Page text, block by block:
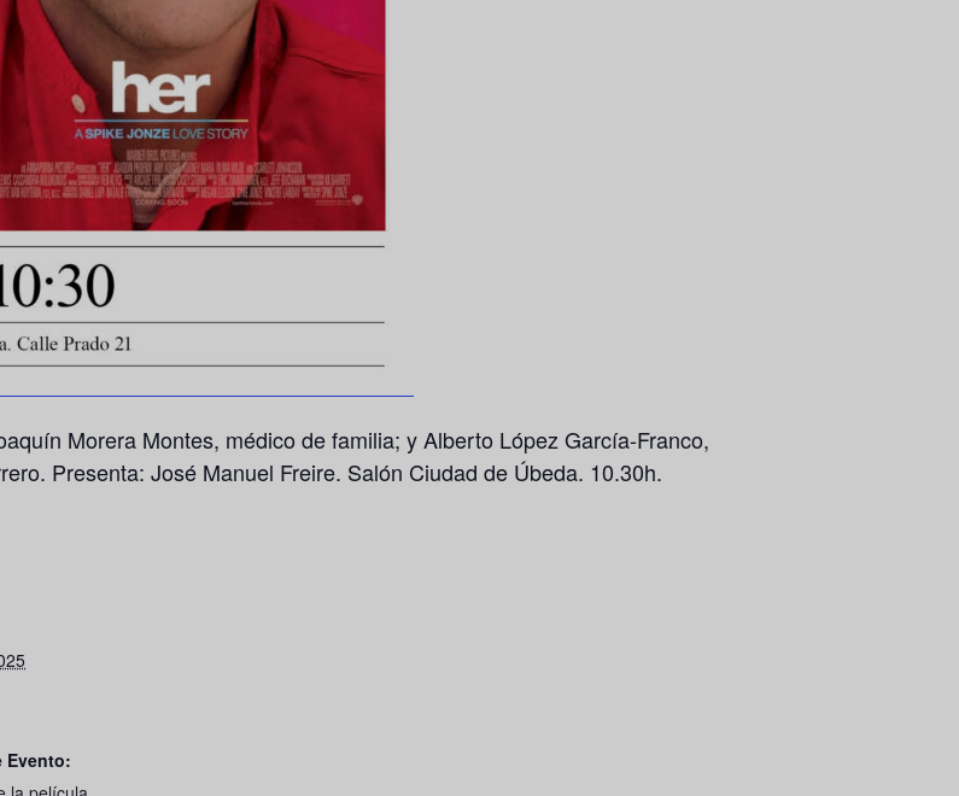
Morera Montes, médico de familia; yAlberto López García-Franco,
. Presenta: José Manuel Freire. Salón Ciudad de Úbeda. 10.30h.
Evento: